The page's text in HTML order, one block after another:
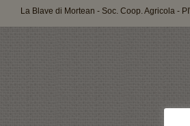
La Blave di Mortean - Soc. Coop. Agricola -